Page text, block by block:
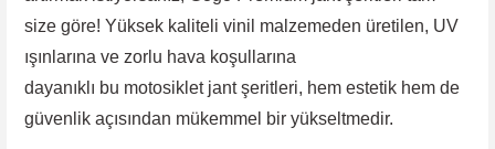
size göre! Yüksek kaliteli vinil malzemeden üretilen, UV
ışınlarına ve zorlu hava koşullarına
dayanıklı bu motosiklet jant şeritleri, hem estetik hem de
güvenlik açısından mükemmel bir yükseltmedir.